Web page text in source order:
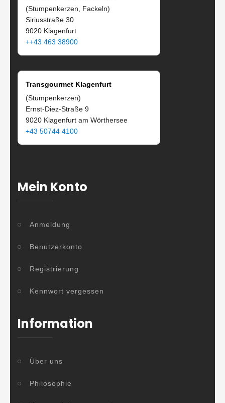
(Stumpenkerzen, Fackeln)
Siriusstraße 30
9020 Klagenfurt
++43 463 38900
Transgourmet Klagenfurt
(Stumpenkerzen)
Ernst-Diez-Straße 9
9020 Klagenfurt am Wörthersee
+43 50744 4100
Mein Konto
Anmeldung
Benutzerkonto
Registrierung
Kennwort vergessen
Information
Über uns
Philosophie